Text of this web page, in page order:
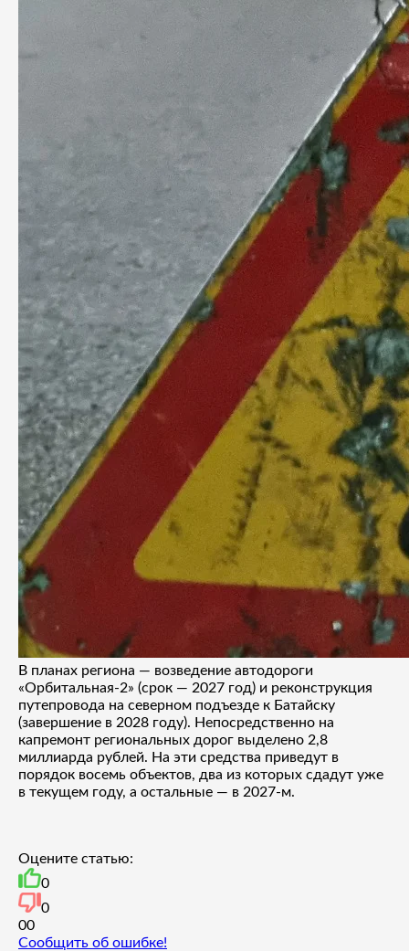
В планах региона — возведение автодороги
«Орбитальная-2» (срок — 2027 год) и реконструкция
путепровода на северном подъезде к Батайску
(завершение в 2028 году). Непосредственно на
капремонт региональных дорог выделено 2,8
миллиарда рублей. На эти средства приведут в
порядок восемь объектов, два из которых сдадут уже
в текущем году, а остальные — в 2027-м.
Оцените статью:
0
0
00
Сообщить об ошибке!